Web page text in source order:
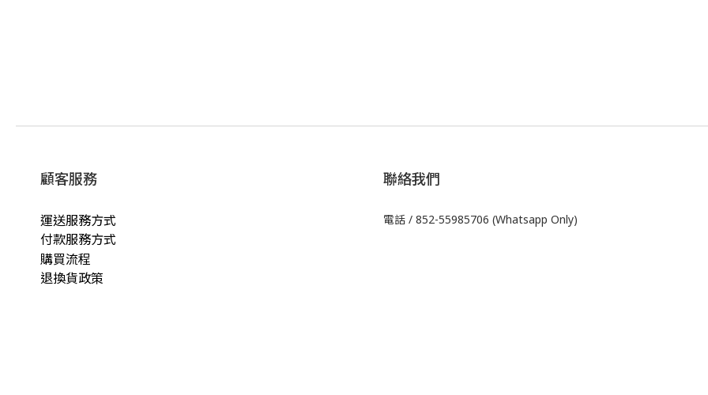
顧客服務
運送服務方式
付款服務方式
購買流程
退換貨政策
聯絡我們
電話 / 852-55985706 (Whatsapp Only)